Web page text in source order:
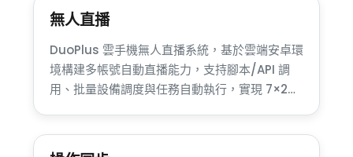
無人直播
DuoPlus 雲手機無人直播系統，基於雲端安卓環
境構建多帳號自動直播能力，支持腳本/API 調
用、批量設備調度與任務自動執行，實現 7×24
播帳 …